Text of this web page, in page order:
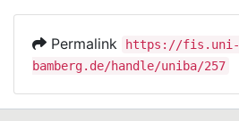
Permalink
https://fis.uni-
bamberg.de/handle/uniba/257